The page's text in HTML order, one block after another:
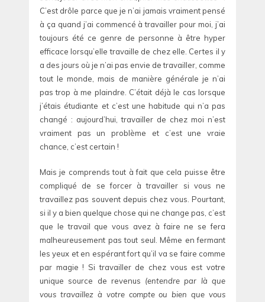
C’est drôle parce que je n’ai jamais vraiment pensé
à ça quand j’ai commencé à travailler pour moi, j’ai
toujours été ce genre de personne à être hyper
efficace lorsqu’elle travaille de chez elle. Certes il y
a des jours où je n’ai pas envie de travailler, comme
tout le monde, mais de manière générale je n’ai
pas trop à me plaindre. C’était déjà le cas lorsque
j’étais étudiante et c’est une habitude qui n’a pas
changé : aujourd’hui, travailler de chez moi n’est
vraiment pas un problème et c’est une vraie
chance, c’est certain !
Mais je comprends tout à fait que cela puisse être
compliqué de se forcer à travailler si vous ne
travaillez pas souvent depuis chez vous. Pourtant,
si il y a bien quelque chose qui ne change pas, c’est
que le travail que vous avez à faire ne se fera
malheureusement pas tout seul. Même en fermant
les yeux et en espérant fort qu’il va se faire comme
par magie ! Si travailler de chez vous est votre
unique source de revenus (entendre par là que
vous travaillez à votre compte ou bien que vous